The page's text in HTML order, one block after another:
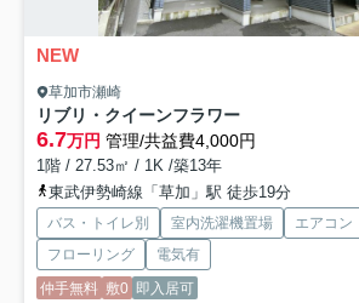
NEW
草加市瀬崎
リブリ・クイーンフラワー
6.7万円 管理/共益費4,000円
1階 / 27.53㎡ / 1K /築13年
東武伊勢崎線「草加」駅 徒歩19分
バス・トイレ別 室内洗濯機置場 エアコン
フローリング
電気有
仲手無料 敷0 即入居可